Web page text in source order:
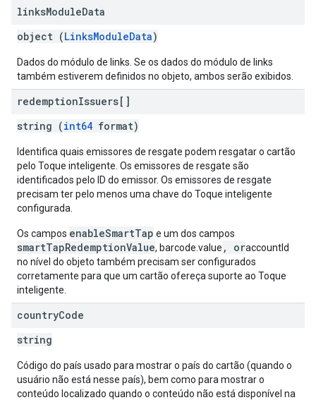
linksModuleData
object (LinksModuleData)
Dados do módulo de links. Se os dados do módulo de links
também estiverem definidos no objeto, ambos serão exibidos.
redemptionIssuers[]
string (int64 format)
Identifica quais emissores de resgate podem resgatar o cartão
pelo Toque inteligente. Os emissores de resgate são
identificados pelo ID do emissor. Os emissores de resgate
precisam ter pelo menos uma chave do Toque inteligente
configurada.
Os campos enableSmartTap e um dos campos
smartTapRedemptionValue, barcode.value , oraccountId
no nível do objeto também precisam ser configurados
corretamente para que um cartão ofereça suporte ao Toque
inteligente.
countryCode
string
Código do país usado para mostrar o país do cartão (quando o
usuário não está nesse país), bem como para mostrar o
conteúdo localizado quando o conteúdo não está disponível na